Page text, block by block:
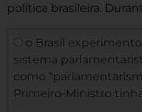
política brasileira.
o Brasil
sistema
como
Primeiro-Ministro